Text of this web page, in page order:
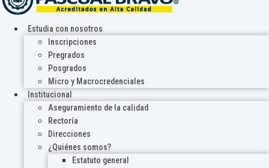
Estudia con nosotros
Inscripciones
Pregrados
Posgrados
Micro y Macrocredenciales
Institucional
Aseguramiento de la calidad
Rectoría
Direcciones
¿Quiénes somos?
Estatuto general